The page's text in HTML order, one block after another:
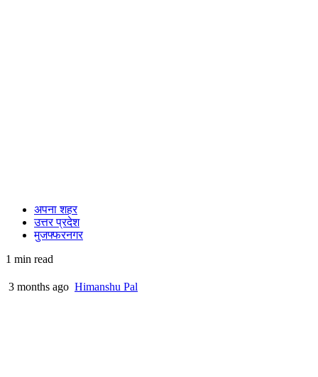
अपना शहर
उत्तर प्रदेश
मुजफ्फरनगर
1 min read
3 months ago Himanshu Pal